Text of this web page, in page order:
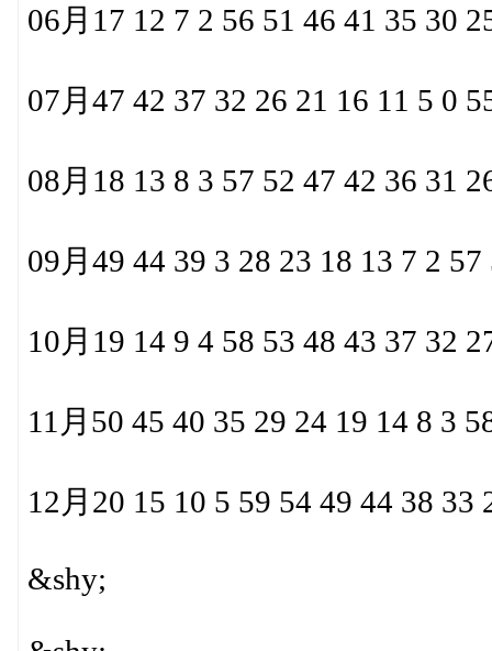
06月17 12 7 2 56 51 46 41 35 30
07月47 42 37 32 26 21 16 11 5 0
08月18 13 8 3 57 52 47 42 36 31
09月49 44 39 3 28 23 18 13 7 2
10月19 14 9 4 58 53 48 43 37 32
11月50 45 40 35 29 24 19 14 8 3
12月20 15 10 5 59 54 49 44 38
&shy;